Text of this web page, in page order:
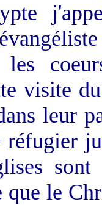
les
visite
leur
que le